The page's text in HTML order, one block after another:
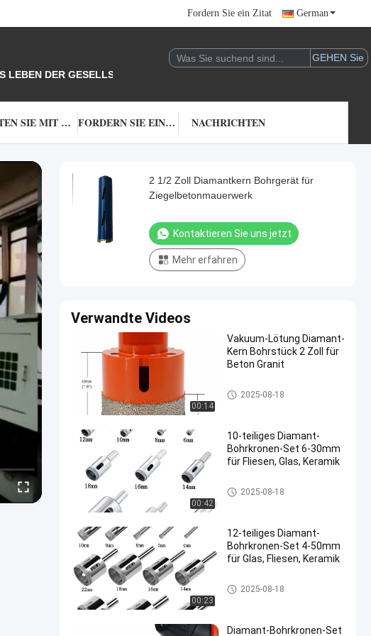
Fordern Sie ein Zitat German
DER GESELLSCHAFT.
TRETEN SIE MIT UNS IN VERBINDUNG FORDERN SIE EIN ZITAT NACHRICHTEN
2 1/2 Zoll Diamantkern Bohrgerät für
Ziegelbetonmauerwerk
Kontaktieren Sie uns jetzt
Mehr erfahren
Verwandte Videos
00:14
Vakuum-Lötung Diamant-
Kern Bohrstück 2 Zoll für
Beton Granit
Diamant-Bohrkrone
2025-08-18
00:42
10-teiliges Diamant-
Bohrkronen-Set 6-30mm
für Fliesen, Glas, Keramik
Diamant-Bohrkrone
2025-08-18
00:23
12-teiliges Diamant-
Bohrkronen-Set 4-50mm
für Glas, Fliesen, Keramik
Diamant-Bohrkrone
2025-08-18
Diamant-Bohrkronen-Set